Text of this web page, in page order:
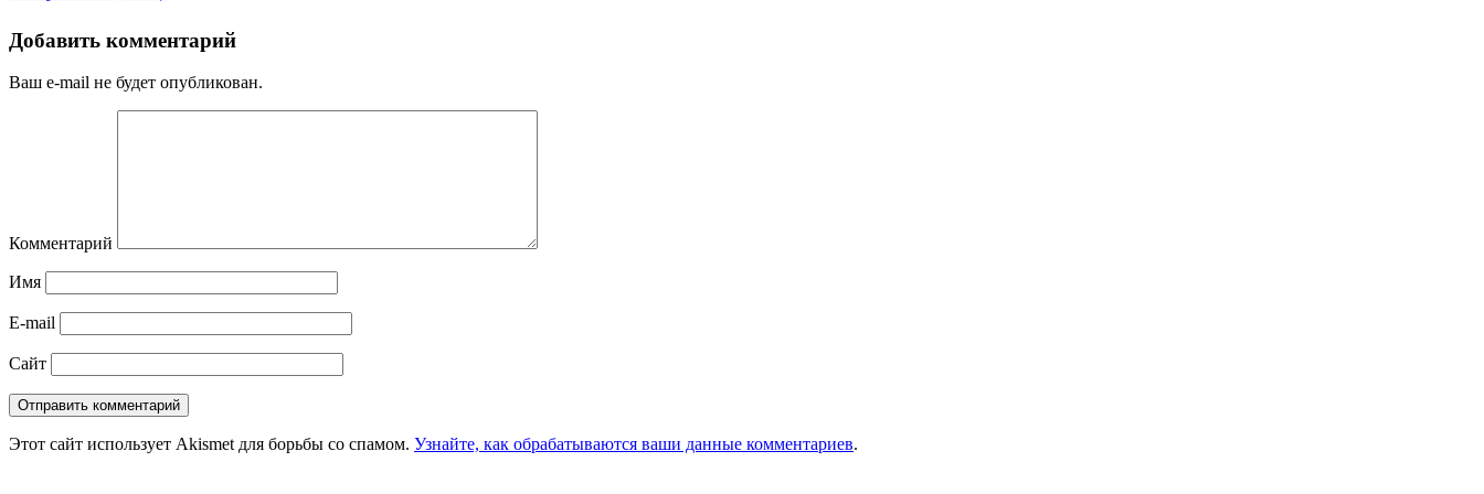
Добавить комментарий
Ваш e-mail не будет опубликован.
Комментарий
Имя
E-mail
Сайт
Этот сайт использует Akismet для борьбы со спамом. Узнайте, как обрабатываются ваши данные комментариев.